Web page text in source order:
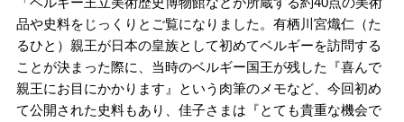
品や史料をじっくりとご覧になりました。有栖川宮熾仁（た
るひと）親王が日本の皇族として初めてベルギーを訪問する
ことが決まった際に、当時のベルギー国王が残した『喜んで
親王にお目にかかります』という肉筆のメモなど、今回初め
て公開された史料もあり、佳子さまは『とても貴重な機会で